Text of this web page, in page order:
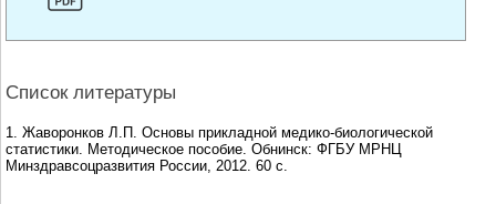
Список литературы
1. Жаворонков Л.П. Основы прикладной медико-биологической
статистики. Методическое пособие. Обнинск: ФГБУ МРНЦ
Минздравсоцразвития России, 2012. 60 с.